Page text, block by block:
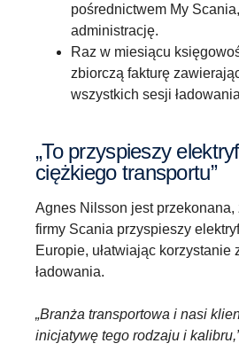
pośrednictwem My
administrację.
Raz w miesiącu
zbiorczą fakturę
wszystkich sesji
„To przyspieszy elektryfikację
ciężkiego transportu”
Agnes Nilsson jest przekonana,
firmy Scania przyspieszy
Europie, ułatwiając korzystanie
ładowania.
„Branża transportowa i nasi
inicjatywę tego rodzaju i